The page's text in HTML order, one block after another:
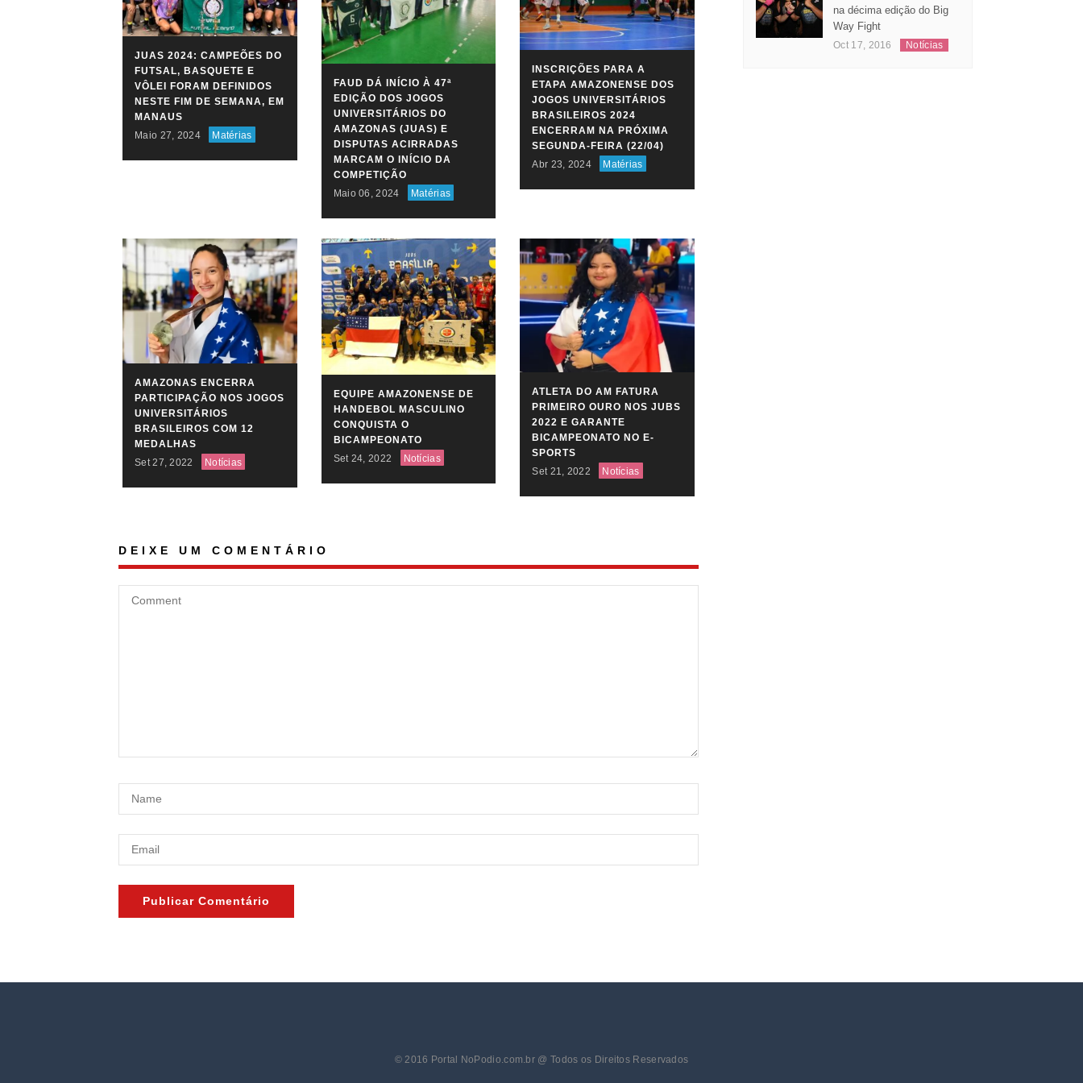
JUAS 2024: CAMPEÕES DO
FUTSAL, BASQUETE E
VÔLEI FORAM DEFINIDOS
NESTE FIM DE SEMANA, EM
MANAUS
Maio 27, 2024
Matérias
FAUD DÁ INÍCIO À 47ª
EDIÇÃO DOS JOGOS
UNIVERSITÁRIOS DO
AMAZONAS (JUAS) E
DISPUTAS ACIRRADAS
MARCAM O INÍCIO DA
COMPETIÇÃO
Maio 06, 2024
Matérias
INSCRIÇÕES PARA A
ETAPA AMAZONENSE DOS
JOGOS UNIVERSITÁRIOS
BRASILEIROS 2024
ENCERRAM NA PRÓXIMA
SEGUNDA-FEIRA (22/04)
Abr 23, 2024
Matérias
AMAZONAS ENCERRA
PARTICIPAÇÃO NOS JOGOS
UNIVERSITÁRIOS
BRASILEIROS COM 12
MEDALHAS
Set 27, 2022
Notícias
EQUIPE AMAZONENSE DE
HANDEBOL MASCULINO
CONQUISTA O
BICAMPEONATO
Set 24, 2022
Notícias
ATLETA DO AM FATURA
PRIMEIRO OURO NOS JUBS
2022 E GARANTE
BICAMPEONATO NO E-
SPORTS
Set 21, 2022
Notícias
DEIXE UM COMENTÁRIO
na décima edição do Big
Way Fight
Oct 17, 2016 Notícias
© 2016 Portal NoPodio.com.br @ Todos os Direitos Reservados